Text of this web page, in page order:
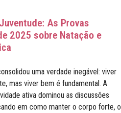
As Provas
2025 sobre Natação e
uma verdade inegável: viver
mas viver bem é fundamental. A
ativa dominou as discussões
em como manter o corpo forte, o